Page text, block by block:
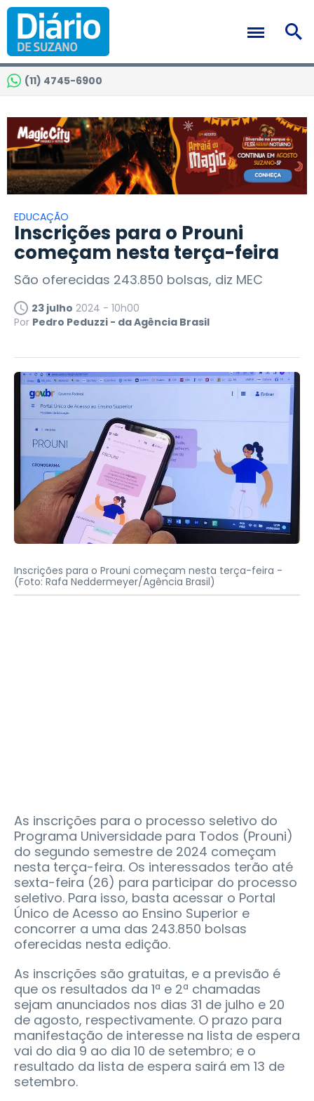
(11) 4745-6900
EDUCAÇÃO
Inscrições para o Prouni
começam nesta terça-feira
São oferecidas 243.850 bolsas, diz MEC
23 julho 2024 - 10h00
Por Pedro Peduzzi - da Agência Brasil
Inscrições para o Prouni começam nesta terça-feira -
(Foto: Rafa Neddermeyer/Agência Brasil)
As inscrições para o processo seletivo do
Programa Universidade para Todos (Prouni)
do segundo semestre de 2024 começam
nesta terça-feira. Os interessados terão até
sexta-feira (26) para participar do processo
seletivo. Para isso, basta acessar o Portal
Único de Acesso ao Ensino Superior e
concorrer a uma das 243.850 bolsas
oferecidas nesta edição.
As inscrições são gratuitas, e a previsão é
que os resultados da 1ª e 2ª chamadas
sejam anunciados nos dias 31 de julho e 20
de agosto, respectivamente. O prazo para
manifestação de interesse na lista de espera
vai do dia 9 ao dia 10 de setembro; e o
resultado da lista de espera sairá em 13 de
setembro.